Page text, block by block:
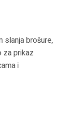
slanja brošure,
za prikaz
i